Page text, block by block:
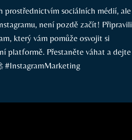
prostřednictvím sociálních médií, ale
není pozdě začít! Připravili
který vám pomůže osvojit si
platformě. Přestaněte váhat a dejte
#InstagramMarketing